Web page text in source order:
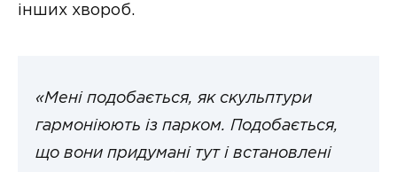
інших хвороб.
«Мені подобається, як скульптури
гармоніюють із парком. Подобається,
що вони придумані тут і встановлені